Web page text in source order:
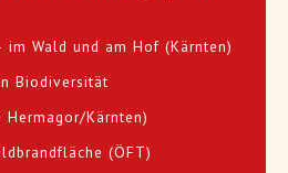
Wald und am Hof (Kärnten)
Biodiversität
Kärnten)
(ÖFT)